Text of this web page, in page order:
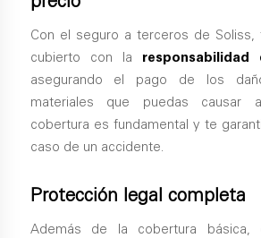
Con el seguro a terceros de Soliss,
cubierto con la responsabilidad
asegurando el pago de los
materiales que puedas causar
cobertura es fundamental y te
caso de un accidente.
Protección legal completa
Además de la cobertura básica,